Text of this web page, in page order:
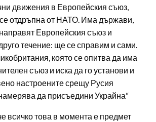
движения в Европейския съюз,
отдръпна от НАТО. Има държави,
Европейския съюз и
течение: ще се справим и сами.
която се опитва да има
съюз и иска да го установи и
настроените срещу Русия
да присъедини Украйна“
всичко това в момента е предмет